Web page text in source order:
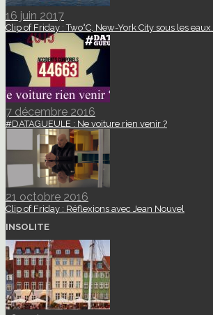
16 juin 2017
Clip of Friday : Two°C, New-York City sous les eaux.
7 décembre 2016
#DATAGUEULE : Ne voiture rien venir ?
21 octobre 2016
Clip of Friday : Réflexions avec Jean Nouvel
INSOLITE